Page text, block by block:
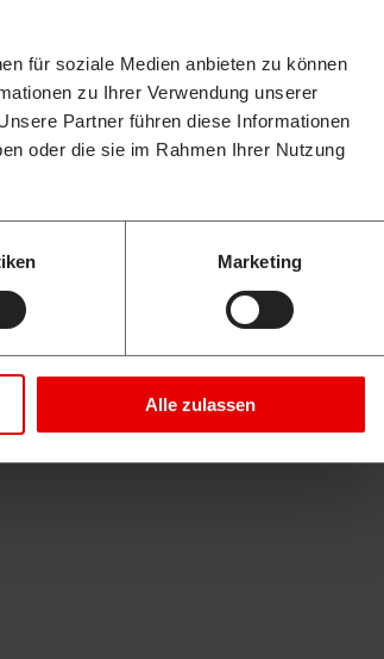
für soziale Medien anbieten zu können
zu Ihrer Verwendung unserer
Partner führen diese Informationen
oder die sie im Rahmen Ihrer Nutzung
Marketing
Alle zulassen